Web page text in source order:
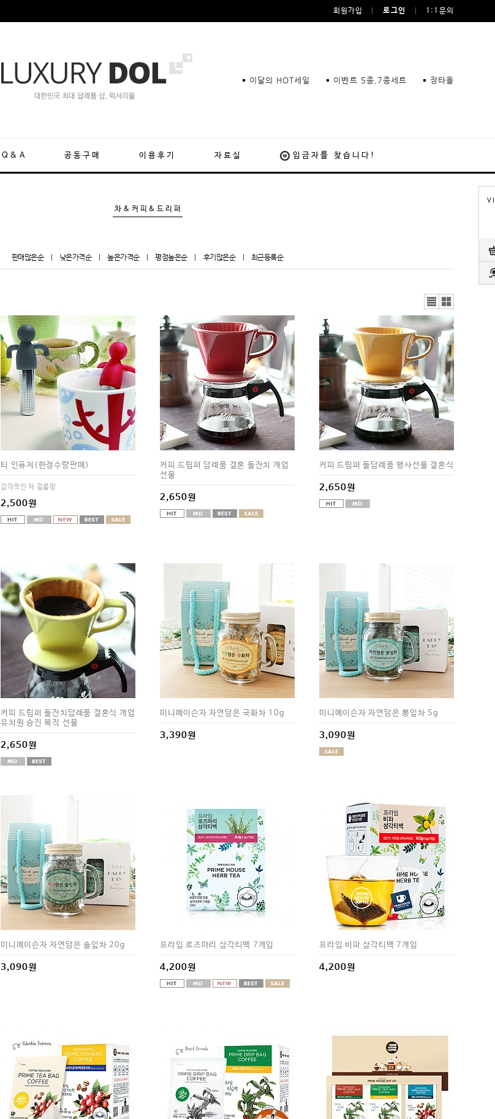
회원가입 로그인 1:1문의
이달의 HOT세일 이벤트 5종,7종세트 장타올
Q&A 공동구매 이용후기 자료실 입금자를 찾습니다!
차&커피&드리퍼
판매많은순 낮은가격순 높은가격순 평점높은순 후기많은순 최근등록순
리스
트뷰
갤러
리뷰
티 인퓨저(한정수량판매)
감각적인 차 걸름망
2,500원
커피 드립퍼 답례품 결혼 돌잔치 개업
선물
2,650원
커피 드립퍼 돌답례품 행사선물 결혼식
2,650원
커피 드립퍼 돌잔치답례품 결혼식 개업
유치원 승진 복직 선물
2,650원
미니메이슨자 자연담은 국화차 10g
3,390원
미니메이슨자 자연담은 뽕잎차 5g
3,090원
미니메이슨자 자연담은 솔잎차 20g
3,090원
프라임 로즈마리 삼각티백 7개입
4,200원
프라임 비파 삼각티백 7개입
4,200원